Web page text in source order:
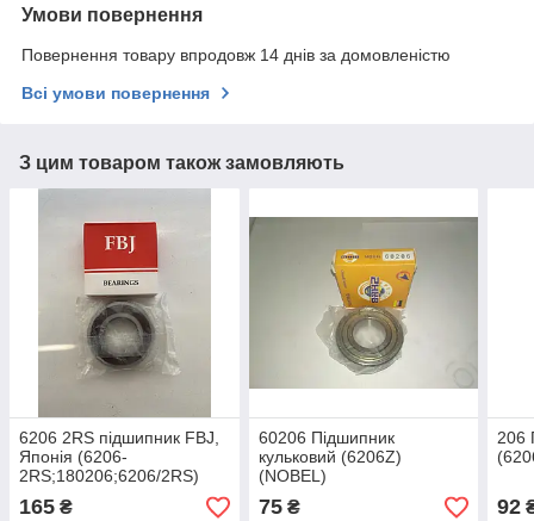
Умови повернення
Повернення товару впродовж 14 днів за домовленістю
Всі умови повернення
З цим товаром також замовляють
6206 2RS підшипник FBJ,
Японія (6206-
2RS;180206;6206/2RS)
165 ₴
60206 Підшипник
кульковий (6206Z)
(NOBEL)
75₴
206
92